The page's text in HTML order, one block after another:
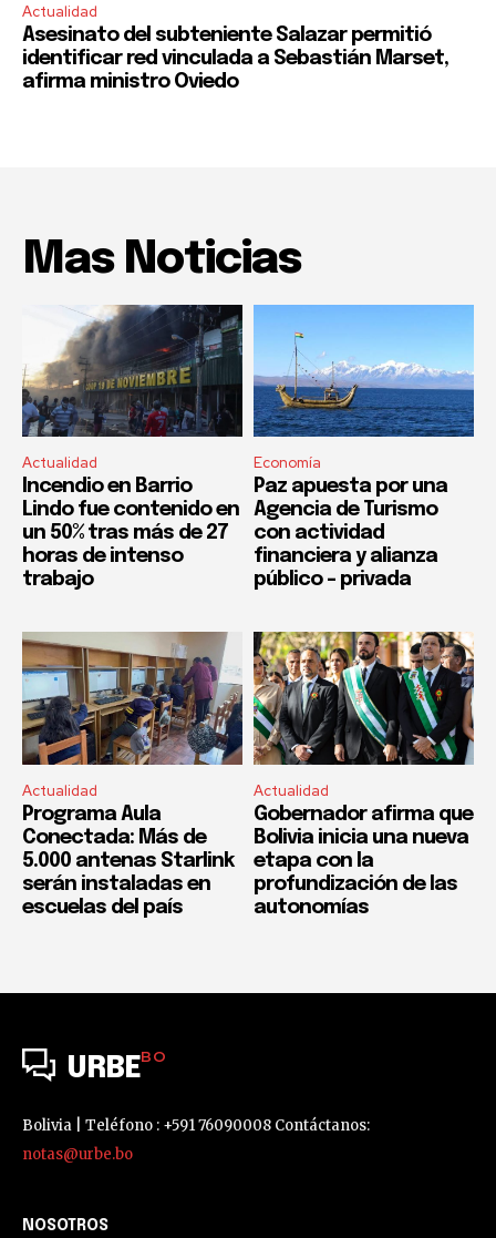
Actualidad
Asesinato del subteniente Salazar permitió
identificar red vinculada a Sebastián Marset,
afirma ministro Oviedo
Mas Noticias
Actualidad
Incendio en Barrio
Lindo fue contenido en
un 50% tras más de 27
horas de intenso
trabajo
Economía
Paz apuesta por una
Agencia de Turismo
con actividad
financiera y alianza
público – privada
Actualidad
Programa Aula
Conectada: Más de
5.000 antenas Starlink
serán instaladas en
escuelas del país
Actualidad
Gobernador afirma que
Bolivia inicia una nueva
etapa con la
profundización de las
autonomías
URBEBO
Bolivia | Teléfono : +591 76090008 Contáctanos:
notas@urbe.bo
NOSOTROS